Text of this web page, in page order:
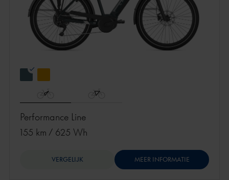
Performance Line
155 km / 625 Wh
VERGELIJK MEER INFORMATIE